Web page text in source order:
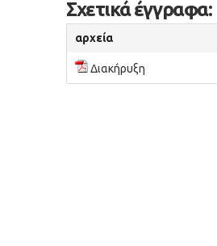
Σχετικά έγγραφα:
αρχεία
Διακήρυξη